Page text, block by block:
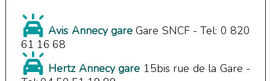
Avis Annecy gare Gare SNCF- Tel: 0 820
61 16 68
Hertz Annecy gare 15bis rue de la Gare -